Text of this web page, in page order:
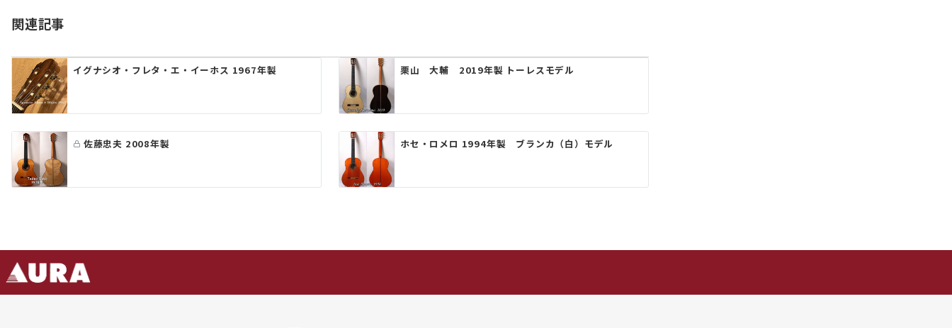
ゲ
シ
ョ
ン
関連記事
イグナシオ・フレタ・エ・イーホス 1967年製 栗山 大輔 2019年製 トーレスモデル
佐藤忠夫 2008年製 ホセ・ロメロ 1994年製 ブランカ（白）モデル